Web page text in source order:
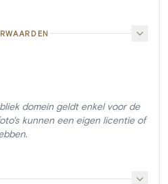
domein geldt enkel voor de
kunnen een eigen licentie of